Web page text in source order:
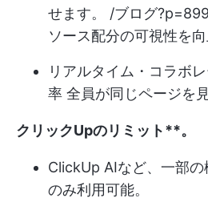
せます。 /ブログ
ソース配分の可視性を向
リアルタイム・コラボ
率 全員が同じページを
クリックUpのリミット**。
ClickUp AIなど、一部
のみ利用可能。